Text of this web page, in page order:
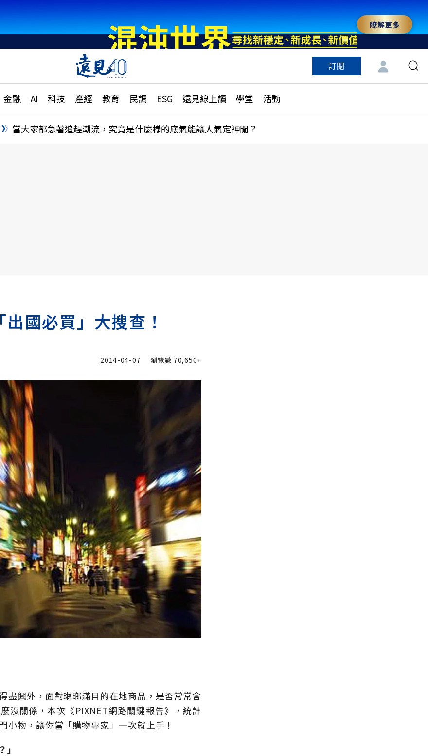
瞭解更多
訂閱
金融 AI 科技 產經 教育 民調 ESG 遠見線上讀 學堂 活動
國際
特輯
大學升學、職涯攻略
縣市施政調查全解析
民調
更多訂閱方案
特色頻道
當大家都急著追趕潮流，究竟是什麼樣的底氣能讓人氣定神閒？
國必買」大搜查！
2014-04-07 瀏覽數 70,650+
盡興外，面對琳瑯滿目的在地商品，是否常常會
沒關係，本次《PIXNET網路關鍵報告》，統計
小物，讓你當「購物專家」一次就上手！